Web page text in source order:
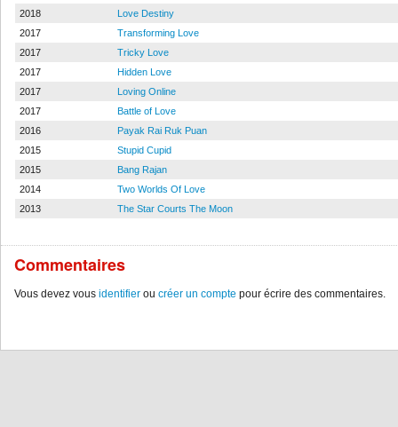
2018
Love Destiny
2017
Transforming Love
2017
Tricky Love
2017
Hidden Love
2017
Loving Online
2017
Battle of Love
2016
Payak Rai Ruk Puan
2015
Stupid Cupid
2015
Bang Rajan
2014
Two Worlds Of Love
2013
The Star Courts The Moon
Commentaires
Vous devez vous identifier ou créer un compte pour écrire des commentaires.